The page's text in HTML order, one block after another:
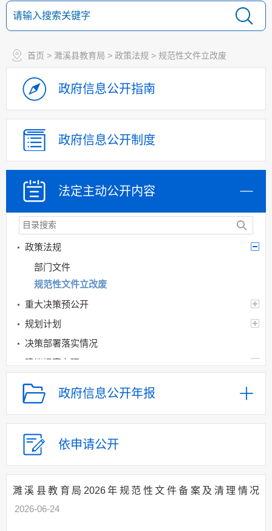
首页 > 濉溪县教育局 > 政策法规 > 规范性文件立改废
政府信息公开指南
政府信息公开制度
法定主动公开内容
政策法规
部门文件
规范性文件立改废
重大决策预公开
规划计划
决策部署落实情况
建议提案办理
机构领导
机构设置
财政资金
整情况
政府信息公开年报
依申请公开
濉溪县教育局2026年规范性文件备案及清理情况
2026-06-24